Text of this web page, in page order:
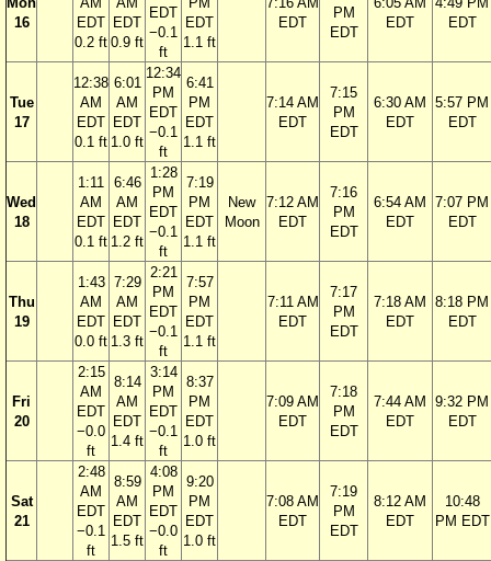
16
EDT
0.2 ft
EDT
0.9 ft
EDT
−0.1
ft
EDT
1.1 ft
EDT
PM
EDT
EDT
EDT
Tue
17
12:38
AM
EDT
0.1 ft
6:01
AM
EDT
1.0 ft
12:34
PM
EDT
−0.1
ft
6:41
PM
EDT
1.1 ft
7:14 AM
EDT
7:15
PM
EDT
6:30 AM
EDT
5:57 PM
EDT
Wed
18
1:11
AM
EDT
0.1 ft
6:46
AM
EDT
1.2 ft
1:28
PM
EDT
−0.1
ft
7:19
PM
EDT
1.1 ft
New
Moon
7:12 AM
EDT
7:16
PM
EDT
6:54 AM
EDT
7:07 PM
EDT
Thu
19
1:43
AM
EDT
0.0 ft
7:29
AM
EDT
1.3 ft
2:21
PM
EDT
−0.1
ft
7:57
PM
EDT
1.1 ft
7:11 AM
EDT
7:17
PM
EDT
7:18 AM
EDT
8:18 PM
EDT
Fri
20
2:15
AM
EDT
−0.0
ft
8:14
AM
EDT
1.4 ft
3:14
PM
EDT
−0.1
ft
8:37
PM
EDT
1.0 ft
7:09 AM
EDT
7:18
PM
EDT
7:44 AM
EDT
9:32 PM
EDT
Sat
21
2:48
AM
EDT
−0.1
ft
8:59
AM
EDT
1.5 ft
4:08
PM
EDT
−0.0
ft
9:20
PM
EDT
1.0 ft
7:08 AM
EDT
7:19
PM
EDT
8:12 AM
EDT
10:48
PM EDT